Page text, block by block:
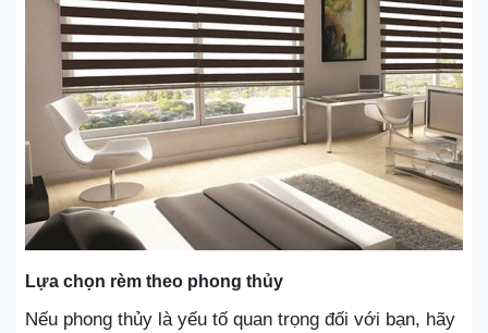
Lựa chọn rèm theo phong thủy
Nếu phong thủy là yếu tố quan trọng đối với bạn, hãy